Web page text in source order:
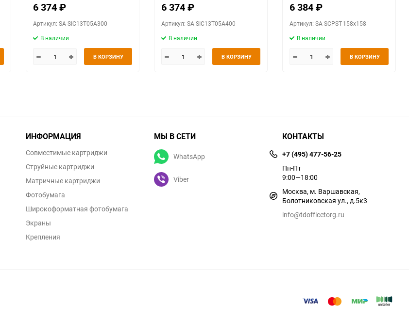
6 374₽
Артикул: SA-SIC13T05A300
В наличии
В КОРЗИНУ
6 374₽
Артикул: SA-SIC13T05A400
В наличии
В КОРЗИНУ
6 384₽
Артикул: SA-SCPST-158x158
В наличии
В КОРЗИНУ
ИНФОРМАЦИЯ
Совместимые картриджи
Струйные картриджи
Матричные картриджи
Фотобумага
Широкоформатная фотобумага
Экраны
Крепления
МЫ В СЕТИ
WhatsApp
Viber
КОНТАКТЫ
+7 (495) 477-56-25
Пн-Пт
9:00—18:00
Москва, м. Варшавская,
Болотниковская ул., д.5к3
info@tdofficetorg.ru